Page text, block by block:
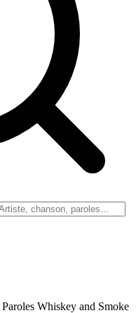
Paroles Whiskey and Smoke